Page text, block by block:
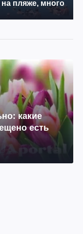
какие
есть